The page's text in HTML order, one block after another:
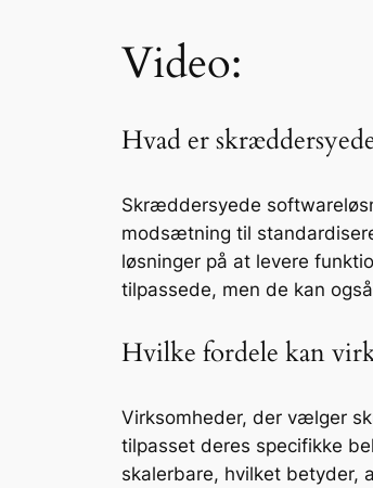
Video:
Hvad er
Skræddersyede
modsætning til
løsninger på at levere
tilpassede, men de kan
Hvilke fordele kan
Virksomheder, der vælger
tilpasset deres specifikke
skalerbare, hvilket betyder,